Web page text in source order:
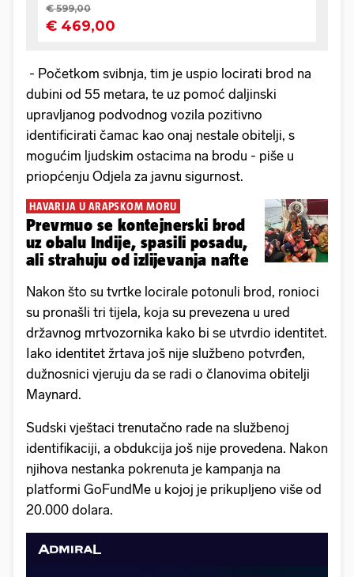
- Početkom svibnja, tim je uspio locirati brod na
dubini od 55 metara, te uz pomoć daljinski
upravljanog podvodnog vozila pozitivno
identificirati čamac kao onaj nestale obitelji, s
mogućim ljudskim ostacima na brodu - piše u
priopćenju Odjela za javnu sigurnost.
HAVARIJA U ARAPSKOM MORU
Prevrnuo se kontejnerski brod
uz obalu Indije, spasili posadu,
ali strahuju od izlijevanja nafte
Nakon što su tvrtke locirale potonuli brod, ronioci
su pronašli tri tijela, koja su prevezena u ured
državnog mrtvozornika kako bi se utvrdio identitet.
Iako identitet žrtava još nije službeno potvrđen,
dužnosnici vjeruju da se radi o članovima obitelji
Maynard.
Sudski vještaci trenutačno rade na službenoj
identifikaciji, a obdukcija još nije provedena. Nakon
njihova nestanka pokrenuta je kampanja na
platformi GoFundMe u kojoj je prikupljeno više od
20.000 dolara.